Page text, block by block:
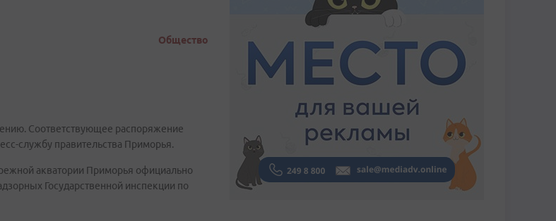
Общество
Соответствующее распоряжение
службу правительства Приморья.
акватории Приморья официально
Государственной инспекции по